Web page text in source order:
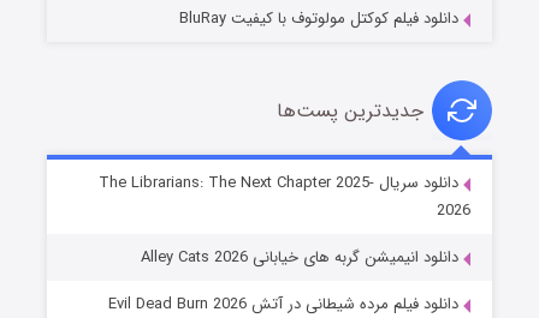
شوهر
دانلود فیلم کوکتل مولوتوف با کیفیت BluRay
جدیدترین پست‌ها
دانلود سریال The Librarians: The Next Chapter 2025-
2026
دانلود انیمیشن گربه های خیابانی Alley Cats 2026
دانلود فیلم مرده شیطانی در آتش Evil Dead Burn 2026